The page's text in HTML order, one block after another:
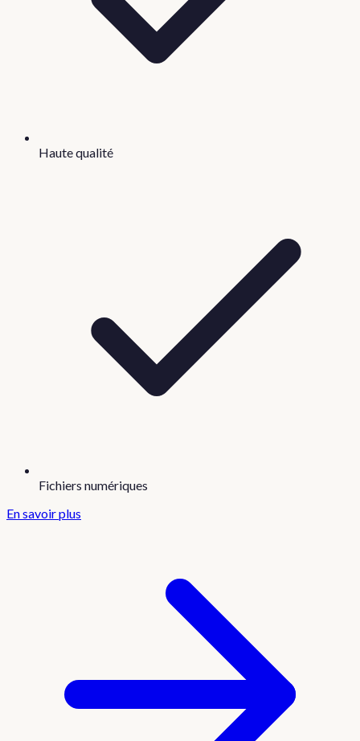
Haute qualité
Fichiers numériques
En savoir plus